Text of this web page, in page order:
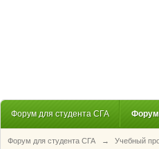
Форум для студента СГА
Форум для студента СГА → Учебный